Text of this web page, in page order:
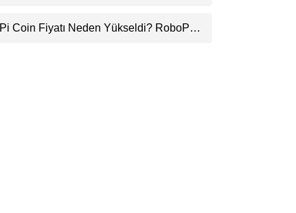
Pi Coin Fiyatı Neden Yükseldi? RoboPay